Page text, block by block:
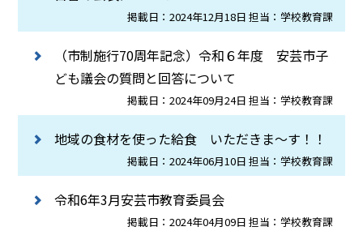
掲載日：2024年12月18日 担当：学校教育課
（市制施行70周年記念）令和６年度 安芸市子
ども議会の質問と回答について
掲載日：2024年09月24日 担当：学校教育課
地域の食材を使った給食 いただきま～す！！
掲載日：2024年06月10日 担当：学校教育課
令和6年3月安芸市教育委員会
掲載日：2024年04月09日 担当：学校教育課